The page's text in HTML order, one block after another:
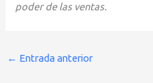
poder de las ventas.
← Entrada anterior